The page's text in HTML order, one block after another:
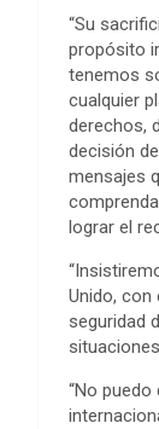
“Su
propósito
tenemos
cualquier
derechos,
decisión
mensajes
lograr el
Unido,
seguridad
“No